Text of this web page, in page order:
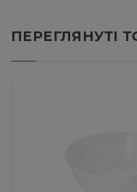
ПЕРЕГЛЯНУТІ